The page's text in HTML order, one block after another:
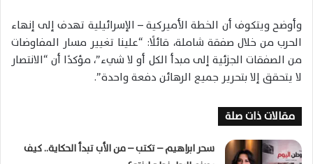
وأوضح ويتكوف أن الخطة الأميركية – الإسرائيلية تهدف إلى إنهاء
الحرب من خلال صفقة شاملة، قائلًا: “علينا تغيير مسار المفاوضات
من الصفقات الجزئية إلى مبدأ الكل أو لا شيء”، مؤكدًا أن “الانتصار
لا يتحقق إلا بتحرير جميع الرهائن دفعة واحدة”.
مقالات ذات صلة
سحر ابراهيم – تكتب – من الأب تبدأ الحكاية.. كيف